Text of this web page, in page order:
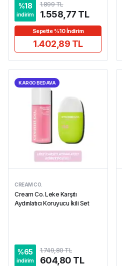
%18
indirim
1.899 TL
1.558,77 TL
Sepette %10 İndirim
1.402,89 TL
KARGO BEDAVA
CREAM CO.
Cream Co. Leke Karşıtı
Aydınlatıcı Koruyucu İkili Set
%65
indirim
1.749,80 TL
604,80 TL